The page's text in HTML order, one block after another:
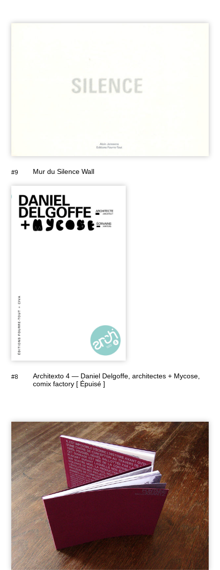
#9 Mur du Silence Wall
#8
Architexto 4 — Daniel Delgoffe, architectes + Mycose,
comix factory [ Épuisé ]